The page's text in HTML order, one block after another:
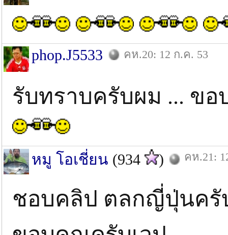
phop.J5533 คห.20: 12 ก.ค. 53
รับทราบครับผม ... ข
หมู โอเชี่ยน (934 ) คห.21:
ชอบคลิป ตลกญี่ปุ่นค